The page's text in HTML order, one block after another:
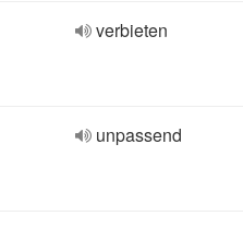
verbieten
unpassend